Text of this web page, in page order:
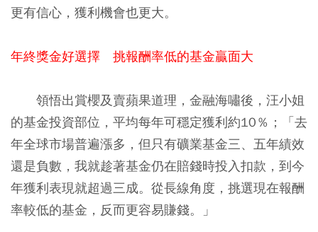
更有信心，獲利機會也更大。
年終獎金好選擇 挑報酬率低的基金贏面大
領悟出賞櫻及賣蘋果道理，金融海嘯後，汪小姐
的基金投資部位，平均每年可穩定獲利約10％；「去
年全球市場普遍漲多，但只有礦業基金三、五年績效
還是負數，我就趁著基金仍在賠錢時投入扣款，到今
年獲利表現就超過三成。從長線角度，挑選現在報酬
率較低的基金，反而更容易賺錢。」